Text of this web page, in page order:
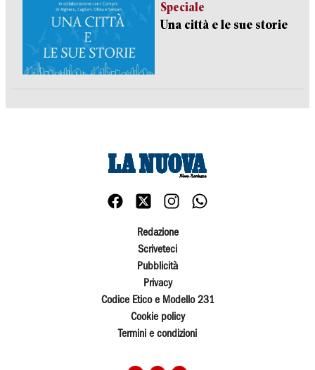
Speciale
Una città e le sue storie
Redazione
Scriveteci
Pubblicità
Privacy
Codice Etico e Modello 231
Cookie policy
Termini e condizioni